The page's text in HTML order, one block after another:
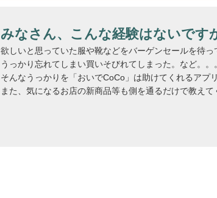
みなさん、こんな経験はないです
欲しいと思っていた服や靴などをバーゲンセールを待
うっかり忘れてしまい買いそびれてしまった。など。。。
そんなうっかりを「おいでCoCo」は助けてくれるアプ
また、気になるお店の新商品等も側を通るだけで教えて